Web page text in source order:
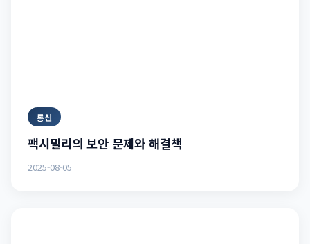
통신
팩시밀리의 보안 문제와 해결책
2025-08-05